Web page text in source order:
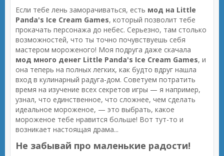
Если тебе лень заморачиваться, есть мод на Little
Panda's Ice Cream Games, который позволит тебе
прокачать персонажа до небес. Серьезно, там столько
возможностей, что ты точно почувствуешь себя
мастером мороженого! Моя подруга даже скачала
мод много денег Little Panda's Ice Cream Games, и
она теперь на полных легких, как будто вдруг нашла
вход в кулинарный радуга-дом. Советуем потратить
время на изучение всех секретов игры — я например,
узнал, что единственное, что сложнее, чем сделать
идеальное мороженое, — это выбрать, какое
мороженое тебе нравится больше! Вот тут-то и
возникает настоящая драма...
Не забывай про маленькие радости!